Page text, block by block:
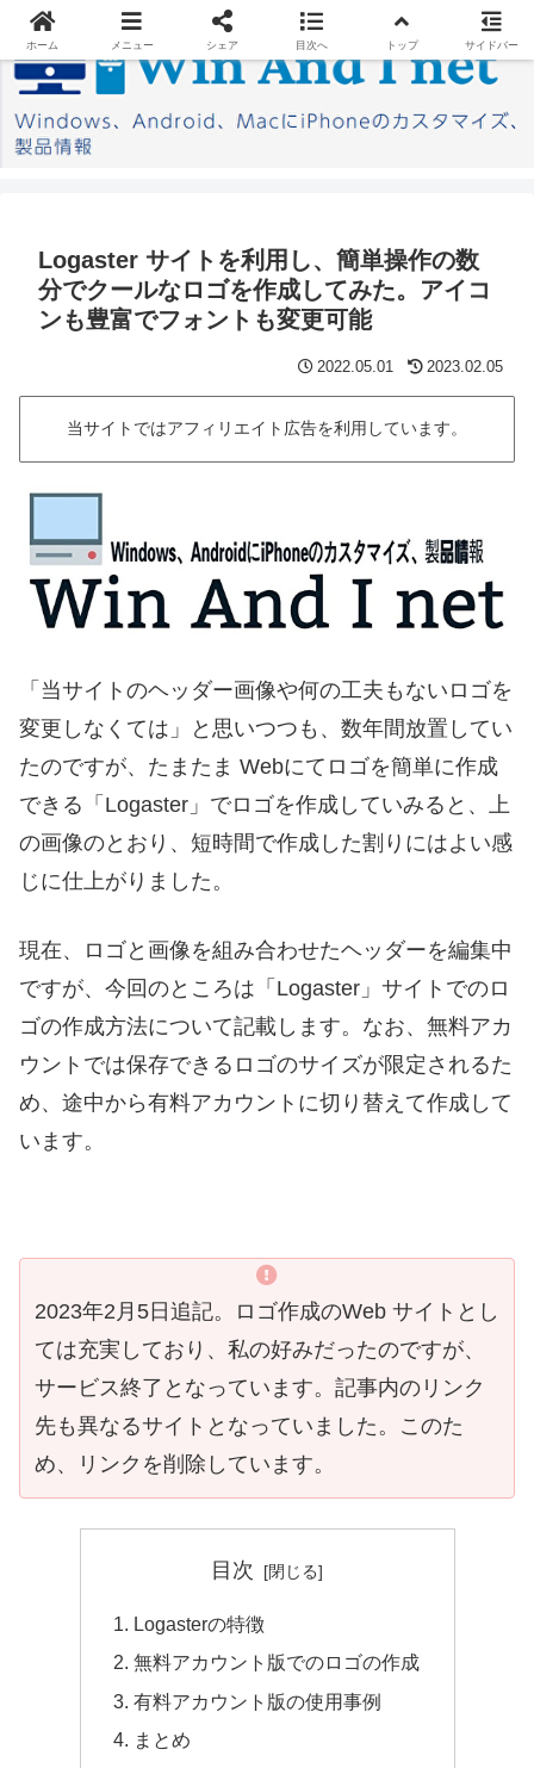
Logaster サイトを利用し、簡単操作の数
分でクールなロゴを作成してみた。アイコ
ンも豊富でフォントも変更可能
2022.05.01 2023.02.05
当サイトではアフィリエイト広告を利用しています。
「当サイトのヘッダー画像や何の工夫もないロゴを
変更しなくては」と思いつつも、数年間放置してい
たのですが、たまたま Webにてロゴを簡単に作成
できる「Logaster」でロゴを作成していみると、上
の画像のとおり、短時間で作成した割りにはよい感
じに仕上がりました。
現在、ロゴと画像を組み合わせたヘッダーを編集中
ですが、今回のところは「Logaster」サイトでのロ
ゴの作成方法について記載します。なお、無料アカ
ウントでは保存できるロゴのサイズが限定されるた
め、途中から有料アカウントに切り替えて作成して
います。
2023年2月5日追記。ロゴ作成のWeb サイトとし
ては充実しており、私の好みだったのですが、
サービス終了となっています。記事内のリンク
先も異なるサイトとなっていました。このた
め、リンクを削除しています。
目次
Logasterの特徴
無料アカウント版でのロゴの作成
有料アカウント版の使用事例
まとめ
ホーム メニュー シェア 目次へ トップ サイドバー